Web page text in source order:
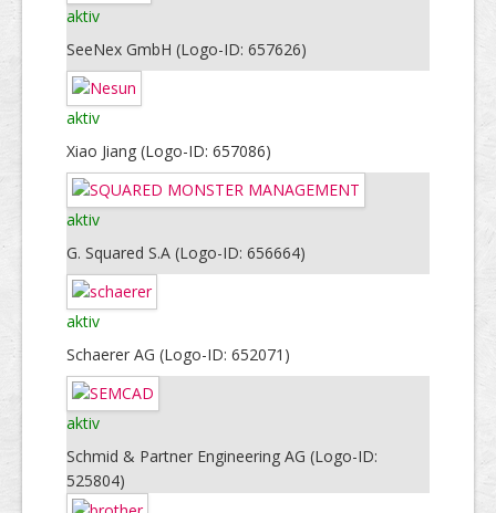
aktiv
SeeNex GmbH (Logo-ID: 657626)
aktiv
Xiao Jiang (Logo-ID: 657086)
aktiv
G. Squared S.A (Logo-ID: 656664)
aktiv
Schaerer AG (Logo-ID: 652071)
aktiv
Schmid & Partner Engineering AG (Logo-ID:
525804)